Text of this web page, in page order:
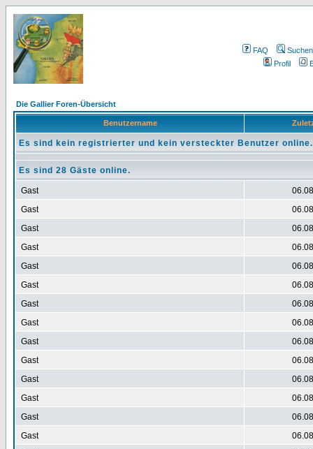
FAQ
Suchen
Profil
Die Gallier Foren-Übersicht
Benutzername
Es sind kein registrierter und kein versteckter Benutzer online.
Es sind 28 Gäste online.
Gast
Gast
Gast
Gast
Gast
Gast
Gast
Gast
Gast
Gast
Gast
Gast
Gast
Gast